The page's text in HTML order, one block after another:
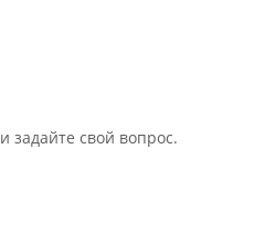
задайте свой вопрос.